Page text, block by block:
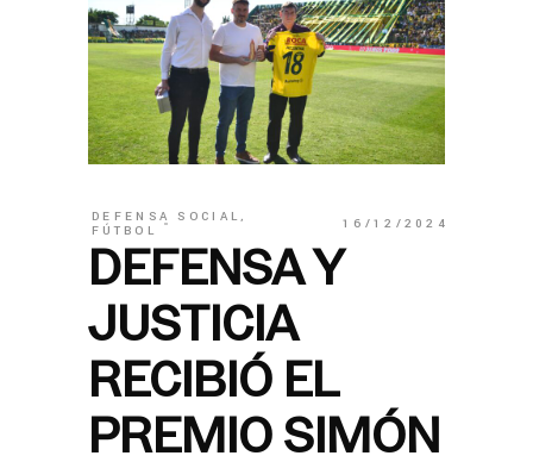
DEFENSA SOCIAL,
FÚTBOL
16/12/2024
DEFENSA Y
JUSTICIA
RECIBIÓ EL
PREMIO SIMÓN